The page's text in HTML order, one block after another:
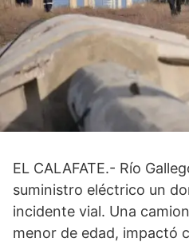
EL CALAFATE.- Río
suministro eléctrico un
incidente vial. Una
menor de edad, impactó